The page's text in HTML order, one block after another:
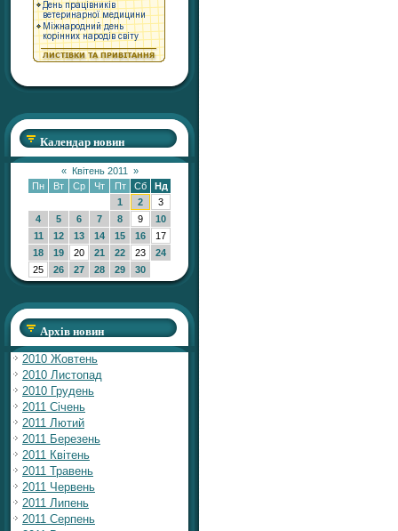
Календар новин
« Квітень 2011
»
Пн
Вт Ср Чт Пт Сб
Нд
1
2
3
4
5 6 7 8 9
10
11
12 13 14 15 16
17
18
19 20 21 22 23
24
25
26 27 28 29 30
Архів новин
2010 Жовтень
2010 Листопад
2010 Грудень
2011 Січень
2011 Лютий
2011 Березень
2011 Квітень
2011 Травень
2011 Червень
2011 Липень
2011 Серпень